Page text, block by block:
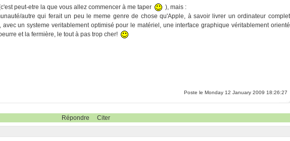
peut-etre la que vous allez commencer à me taper
), mais :
autre qui ferait un peu le meme genre de chose qu'Apple, à savoir livrer un ordinateur complet
un systeme veritablement optimisé pour le matériel, une interface graphique véritablement orienté
et la fermière, le tout à pas trop cher!
Poste le Monday 12 January 2009 18:26:27
Répondre Citer